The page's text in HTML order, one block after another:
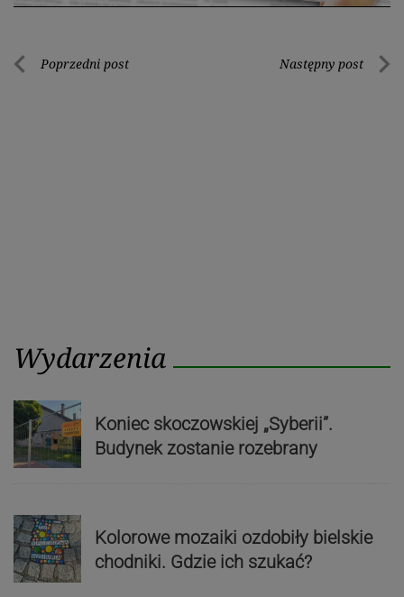
Nawigacja
Poprzedni post Następny post
Wydarzenia
Koniec skoczowskiej „Syberii”.
Budynek zostanie rozebrany
Kolorowe mozaiki ozdobiły bielskie
chodniki. Gdzie ich szukać?